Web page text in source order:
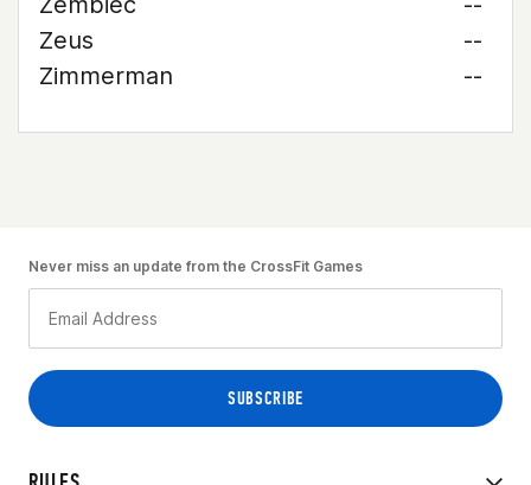
Zeus
--
Zimmerman
--
Never miss an update from the CrossFit Games